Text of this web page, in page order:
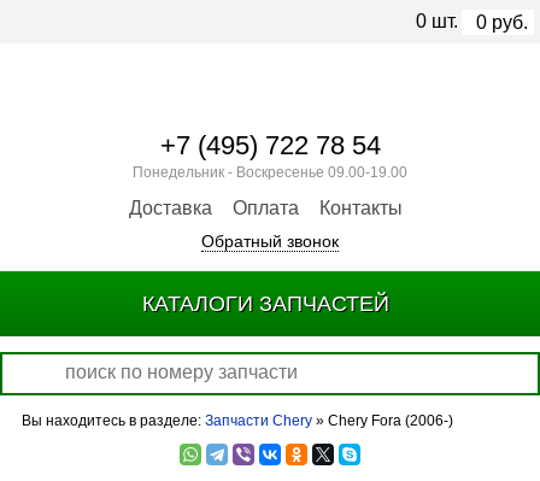
Вы находитесь в разделе: Запчасти Chery» Chery Fora (2006-)
+7 (495) 722 78 54
Понедельник - Воскресенье 09.00-19.00
Доставка Оплата Контакты
Обратный звонок
0 шт. 0 руб.
КАТАЛОГИ ЗАПЧАСТЕЙ